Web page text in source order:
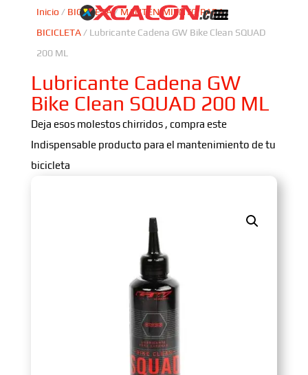
Inicio / BICICLETA/MANTENIMIENTO PARA
BICICLETA/ Lubricante Cadena GW Bike Clean SQUAD
200 ML
Lubricante Cadena GW
Bike Clean SQUAD 200 ML
Deja esos molestos chirridos , compra este
Indispensable producto para el mantenimiento de tu
bicicleta